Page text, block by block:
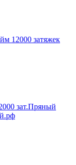
12000 затяжек